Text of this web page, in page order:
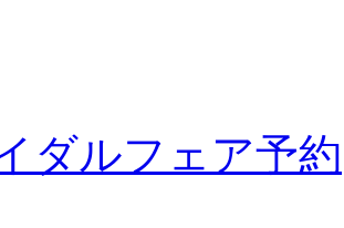
ダルフェア予約